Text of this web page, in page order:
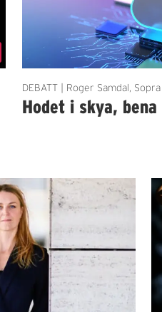
DEBATT | Roger Samdal,
Hodet i skya, bena